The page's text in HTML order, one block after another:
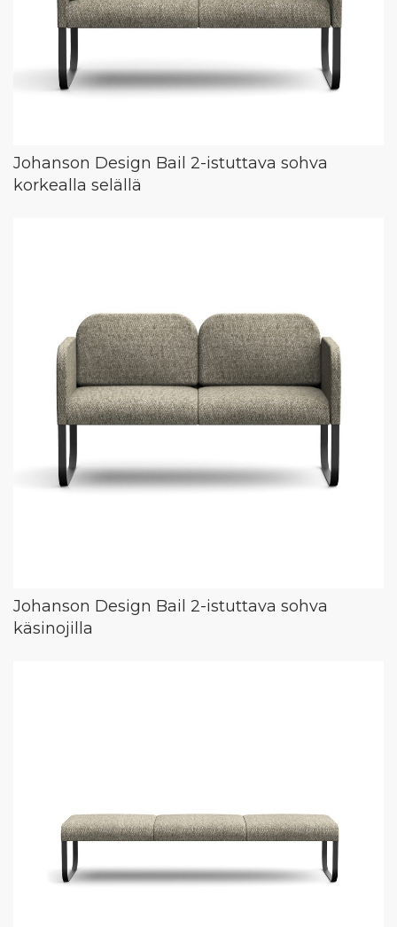
Johanson Design Bail 2-istuttava sohva
korkealla selällä
Johanson Design Bail 2-istuttava sohva
käsinojilla